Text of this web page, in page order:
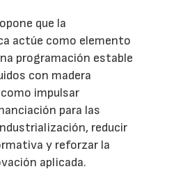
que la
actúe como elemento
programación estable
con madera
impulsar
para las
reducir
y reforzar la
aplicada.